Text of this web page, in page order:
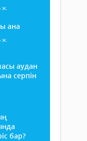
ж.
ана
ж.
аудан
серпін
бар?